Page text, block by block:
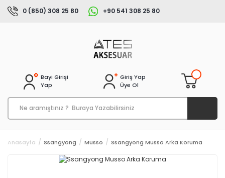
0 (850) 308 25 80 +90 541 308 25 80
Bayi Girişi
Yap
Giriş Yap
Üye Ol
Anasayfa Ssangyong Musso Ssangyong Musso Arka Koruma